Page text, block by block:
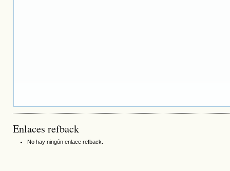
Enlaces refback
No hay ningún enlace refback.